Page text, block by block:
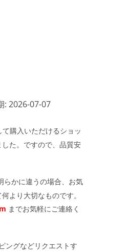
: 2026-07-07
購入いただけるショッ
た。ですので、品質安
らかに違うの場合、お気
より大切なものです。
までお気軽にご連絡く
ングなどリクエストす